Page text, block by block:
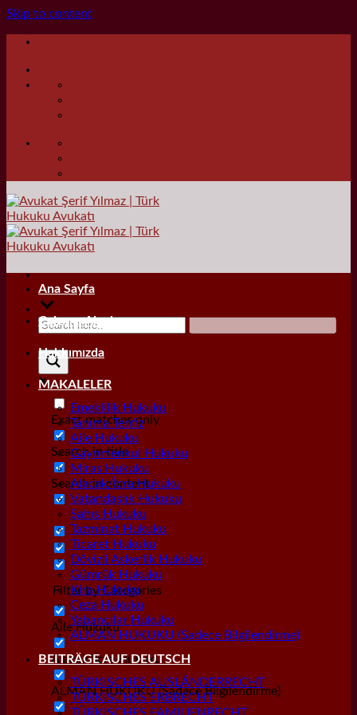
Skip to content
Exact matches only
Search in title
Search in content
Filter by Categories
Aile Hukuku
Alacak/İcra Hukuku
ALMAN HUKUKU (Sadece Bilgilendirme)
Ana Sayfa
Çalışma Alanları
Hakkımızda
MAKALELER
Emeklilik Hukuku
Tanıma Tenfiz
Aile Hukuku
Gayrımenkul Hukuku
Miras Hukuku
Alacak/İcra Hukuku
Vatandaşlık Hukuku
Şahıs Hukuku
Tazminat Hukuku
Ticaret Hukuku
Dövizli Askerlik Hukuku
Gümrük Hukuku
Kira Hukuku
Ceza Hukuku
Yabancılar Hukuku
ALMAN HUKUKU (Sadece Bilgilendirme)
BEITRÄGE AUF DEUTSCH
TÜRKISCHES AUSLÄNDERRECHT
TÜRKISCHES ERBRECHT